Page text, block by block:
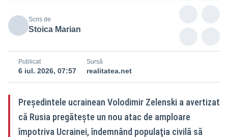
Scris de
Stoica Marian
Publicat
6 iul. 2026, 07:57
Sursă
realitatea.net
Preşedintele ucrainean Volodimir Zelenski a avertizat
că Rusia pregăteşte un nou atac de amploare
împotriva Ucrainei, îndemnând populaţia civilă să